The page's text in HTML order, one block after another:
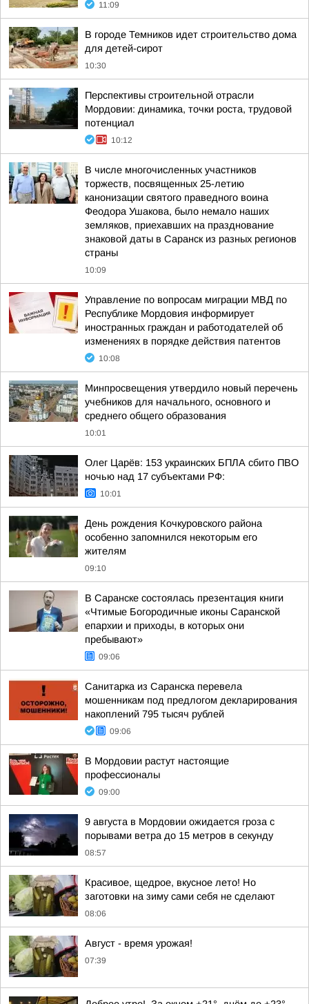
11:09
В городе Темников идет строительство дома
для детей-сирот
10:30
Перспективы строительной отрасли
Мордовии: динамика, точки роста, трудовой
потенциал
10:12
В числе многочисленных участников
торжеств, посвященных 25-летию
канонизации святого праведного воина
Феодора Ушакова, было немало наших
земляков, приехавших на празднование
знаковой даты в Саранск из разных регионов
страны
10:09
Управление по вопросам миграции МВД по
Республике Мордовия информирует
иностранных граждан и работодателей об
изменениях в порядке действия патентов
10:08
Минпросвещения утвердило новый перечень
учебников для начального, основного и
среднего общего образования
10:01
Олег Царёв: 153 украинских БПЛА сбито ПВО
ночью над 17 субъектами РФ:
10:01
День рождения Кочкуровского района
особенно запомнился некоторым его
жителям
09:10
В Саранске состоялась презентация книги
«Чтимые Богородичные иконы Саранской
епархии и приходы, в которых они
пребывают»
09:06
Санитарка из Саранска перевела
мошенникам под предлогом декларирования
накоплений 795 тысяч рублей
09:06
В Мордовии растут настоящие
профессионалы
09:00
9 августа в Мордовии ожидается гроза с
порывами ветра до 15 метров в секунду
08:57
Красивое, щедрое, вкусное лето! Но
заготовки на зиму сами себя не сделают
08:06
Август - время урожая!
07:39